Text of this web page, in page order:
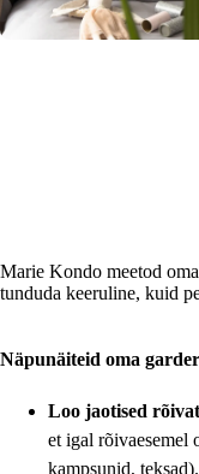
Marie Kondo meetod
tunduda keeruline, kuid
Näpunäiteid oma
Loo jaotised
et igal rõivaesemel
kampsunid, teksad).